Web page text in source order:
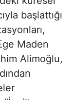
başlattığı
Maden
Alimoğlu,